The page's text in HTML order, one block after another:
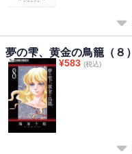
夢の雫、黄金の鳥籠（８）
¥583 (税込)